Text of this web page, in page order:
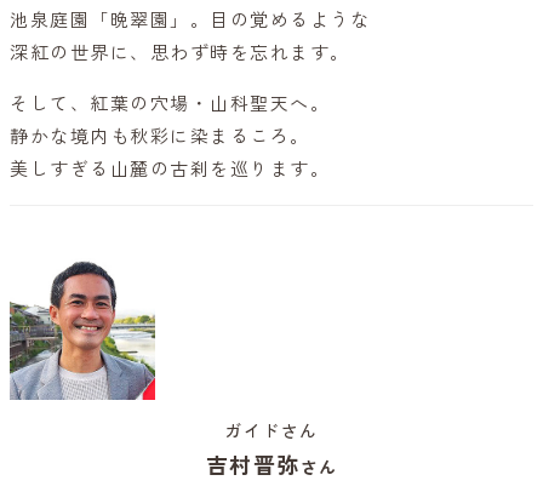
池泉庭園「晩翠園」。目の覚めるような
深紅の世界に、思わず時を忘れます。
そして、紅葉の穴場・山科聖天へ。
静かな境内も秋彩に染まるころ。
美しすぎる山麓の古刹を巡ります。
ガイドさん
吉村晋弥さん